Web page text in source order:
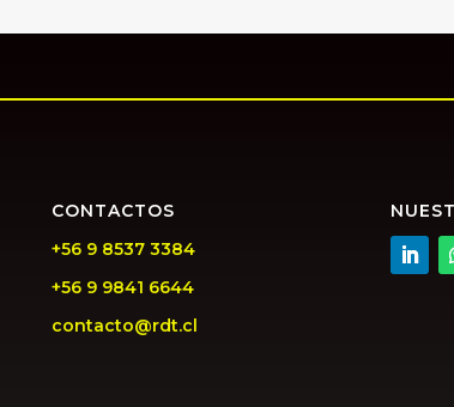
CONTACTOS
+56 9 8537 3384
+56 9 9841 6644
contacto@rdt.cl